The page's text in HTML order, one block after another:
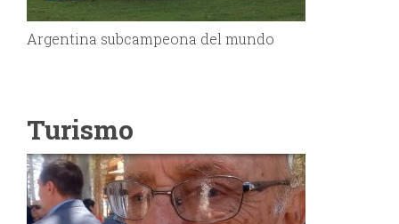
Argentina subcampeona del mundo
Turismo